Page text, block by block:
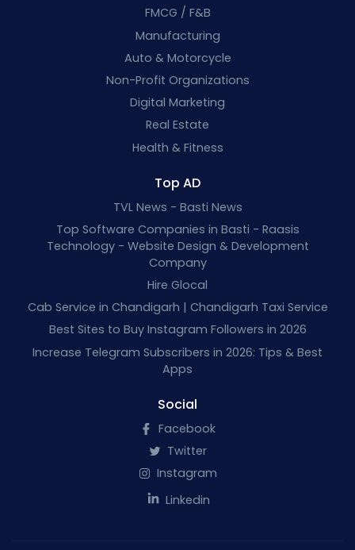
FMCG / F&B
Manufacturing
Auto & Motorcycle
Non-Profit Organizations
Digital Marketing
Real Estate
Health & Fitness
Top AD
TVL News - Basti News
Top Software Companies in Basti - Raasis
Technology - Website Design & Development
Company
Hire Glocal
Cab Service in Chandigarh | Chandigarh Taxi Service
Best Sites to Buy Instagram Followers in 2026
Increase Telegram Subscribers in 2026: Tips & Best
Apps
Social
Facebook
Twitter
Instagram
Linkedin